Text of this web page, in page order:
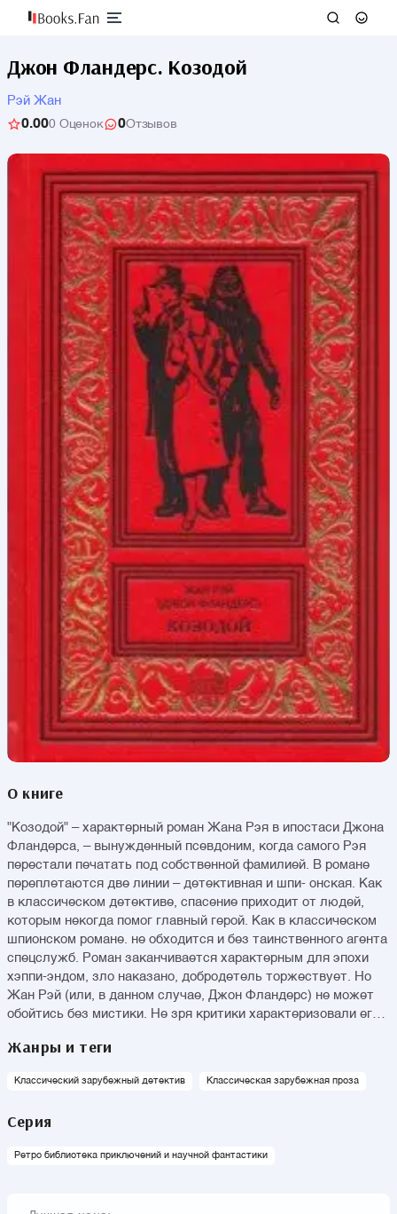
Джон Фландерс. Козодой
Рэй Жан
0.000 Оценок 0Отзывов
О книге
"Козодой" – характерный роман Жана Рэя в ипостаси Джона
Фландерса, – вынужденный псевдоним, когда самого Рэя
перестали печатать под собственной фамилией. В романе
переплетаются две линии – детективная и шпи- онская. Как
в классическом детективе, спасение приходит от людей,
которым некогда помог главный герой. Как в классическом
шпионском романе. не обходится и без таинственного агента
спецслужб. Роман заканчивается характерным для эпохи
хэппи-эндом, зло наказано, добродетель торжествует. Но
Жан Рэй (или, в данном случае, Джон Фландерс) не может
обойтись без мистики. Не зря критики характеризовали его
Рэя (Джона Фландерса) с новой стороны, и право слово, не
Жанры и теги
Классический зарубежный детектив Классическая зарубежная проза
Серия
Ретро библиотека приключений и научной фантастики